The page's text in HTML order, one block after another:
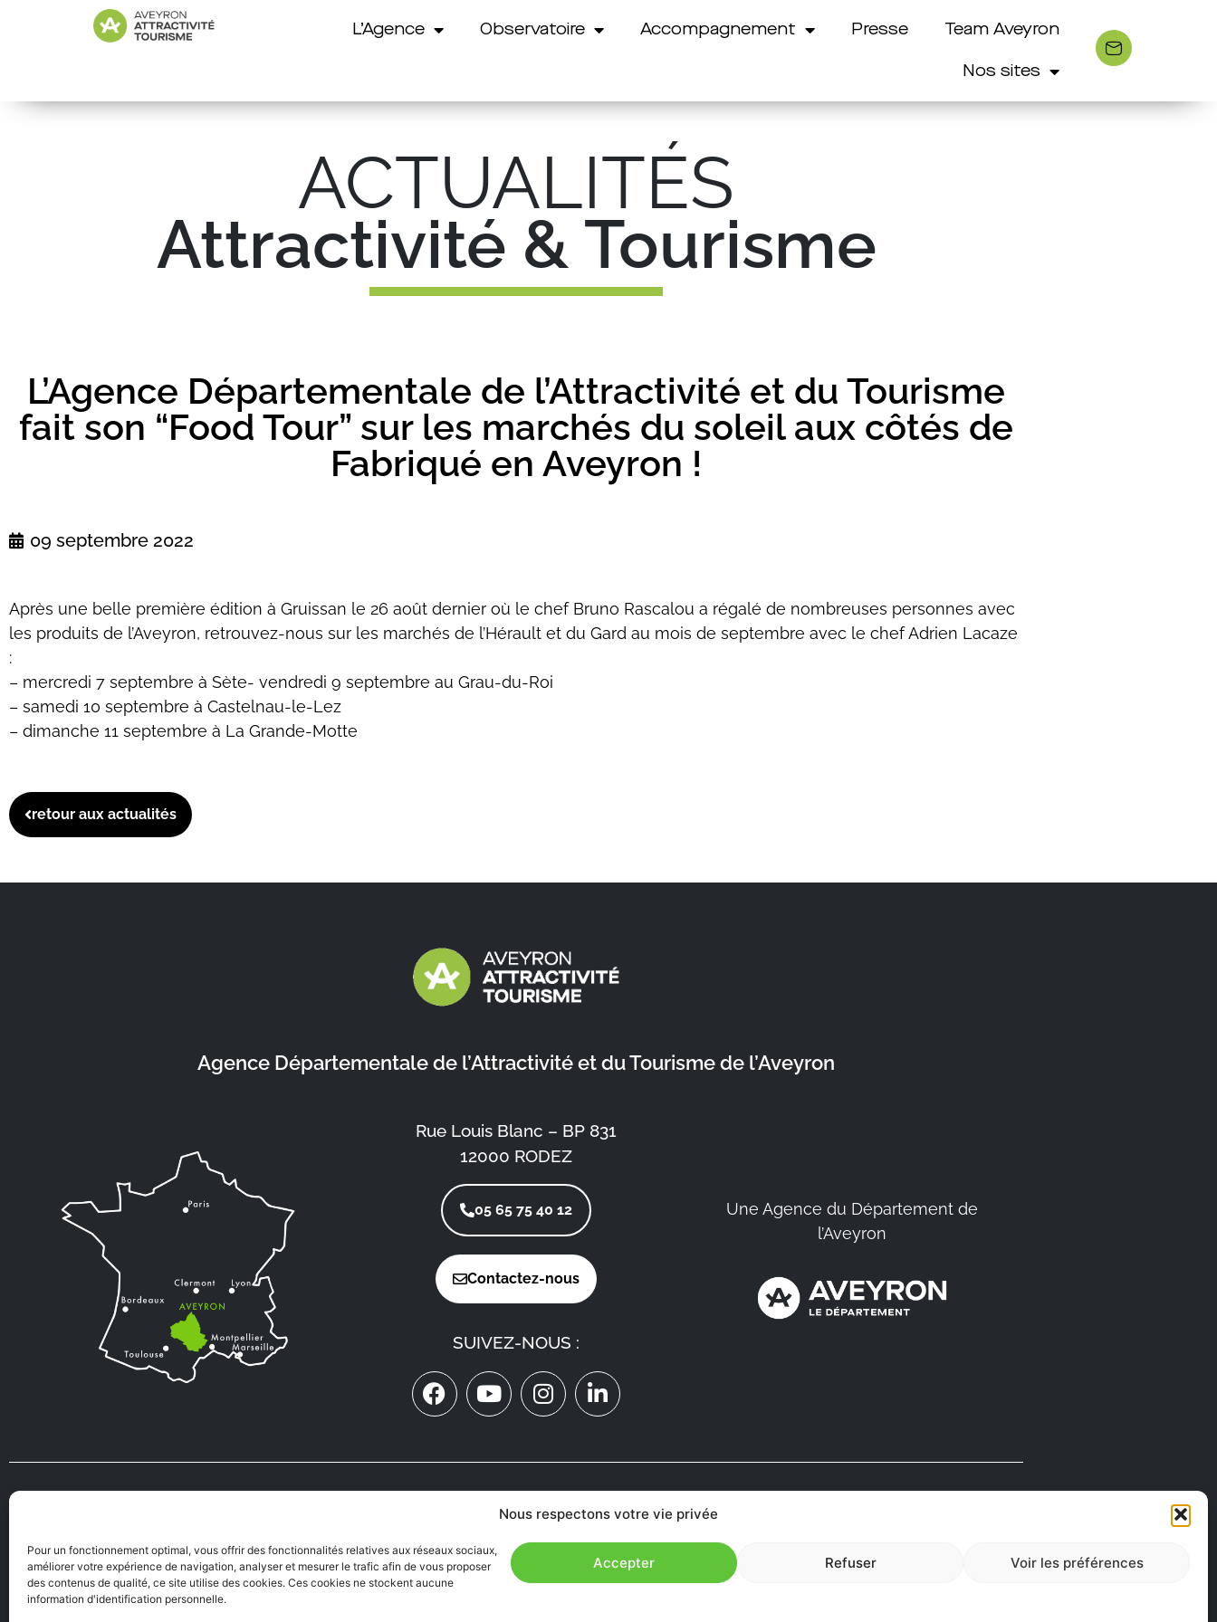
Nous respectons votre vie privée
Pour un fonctionnement optimal, vous offrir des fonctionnalités relatives aux réseaux sociaux,
améliorer votre expérience de navigation, analyser et mesurer le trafic afin de vous proposer
des contenus de qualité, ce site utilise des cookies. Ces cookies ne stockent aucune
information d'identification personnelle.
Accepter Refuser Voir les préférences
L’Agence Observatoire Accompagnement Presse Team Aveyron
Nos sites
ACTUALITÉS
Attractivité & Tourisme
L’Agence Départementale de l’Attractivité et du Tourisme
fait son “Food Tour” sur les marchés du soleil aux côtés de
Fabriqué en Aveyron !
09 septembre 2022
Après une belle première édition à Gruissan le 26 août dernier où le chef Bruno Rascalou a régalé de nombreuses personnes avec
les produits de l’Aveyron, retrouvez-nous sur les marchés de l’Hérault et du Gard au mois de septembre avec le chef Adrien Lacaze
:
– mercredi 7 septembre à Sète- vendredi 9 septembre au Grau-du-Roi
– samedi 10 septembre à Castelnau-le-Lez
– dimanche 11 septembre à La Grande-Motte
retour aux actualités
Agence Départementale de l’Attractivité et du Tourisme de l’Aveyron
Rue Louis Blanc – BP 831
12000 RODEZ
05 65 75 40 12
Contactez-nous
SUIVEZ-NOUS :
Une Agence du Département de
l’Aveyron
MÉDECINS
ON RECRUTE